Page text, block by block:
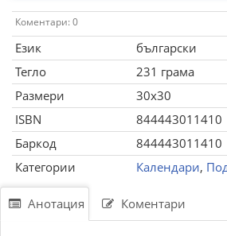
Коментари: 0
Език
български
Тегло
231 грама
Размери
30x30
ISBN
844443011410
Баркод
844443011410
Категории
Календари,
Анотация Коментари